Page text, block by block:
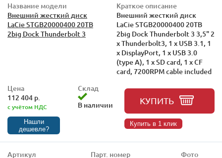
Название модели
Внешний жесткий диск
LaCie STGB20000400 20TB
2big Dock Thunderbolt 3
Краткое описание
Внешний жесткий диск
LaCie STGB20000400 20TB
2big Dock Thunderbolt 3 3,5" 2
x Thunderbolt3, 1 x USB 3.1, 1
x DisplayPort, 1 x USB 3.0
(type A), 1 x SD card, 1 x CF
card, 7200RPM cable included
Цена
112 404 р.
с учётом НДС
Нашли
дешевле?
Склад
В наличии
КУПИТЬ
Купить в 1 клик
Артикул
Парт. номер
Фото